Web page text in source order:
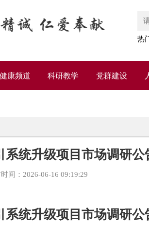
热
健康频道 科研教学 党群建设
系统升级项目市场调研公
间：2026-06-16 09:19:29
系统升级项目市场调研公